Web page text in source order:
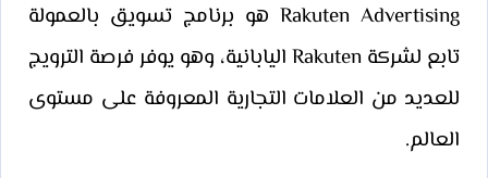
Rakuten Advertising هو برنامج تسويق بالعمولة
تابع لشركة Rakuten اليابانية، وهو يوفر فرصة الترويج
للعديد من العلامات التجارية المعروفة على مستوى
العالم.